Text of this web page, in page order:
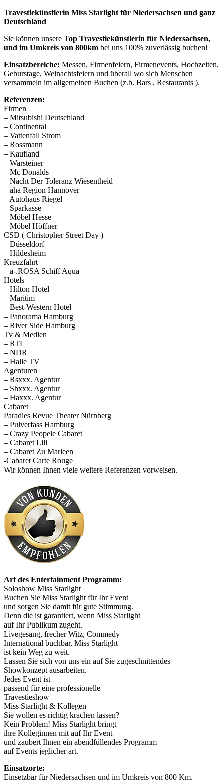
Travestiekünstlerin Miss Starlight für Niedersachsen und ganz
Deutschland
Sie können unsere Top Travestiekünstlerin für Niedersachsen,
und im Umkreis von 800km bei uns 100% zuverlässig buchen!
Einsatzbereiche: Messen, Firmenfeiern, Firmenevents, Hochzeiten,
Geburstage, Weinachtsfeiern und überall wo sich Menschen
versammeln im allgemeinen Buchen (z.b. Bars , Restaurants ).
Referenzen:
Firmen
– Mitsubishi Deutschland
– Continental
– Vattenfall Strom
– Rossmann
– Kaufland
– Warsteiner
– Mc Donalds
– Nacht Der Toleranz Wiesentheid
– aha Region Hannover
– Autohaus Riegel
– Sparkasse
– Möbel Hesse
– Möbel Höffner
CSD ( Christopher Street Day )
– Düsseldorf
– Hildesheim
Kreuzfahrt
– a-.ROSA Schiff Aqua
Hotels
– Hilton Hotel
– Maritim
– Best-Western Hotel
– Panorama Hamburg
– River Side Hamburg
Tv & Medien
– RTL
– NDR
– Halle TV
Agenturen
– Rsxxx. Agentur
– Shxxx. Agentur
– Haxxx. Agentur
Cabaret
Paradies Revue Theater Nürnberg
– Pulverfass Hamburg
– Crazy Peopele Cabaret
– Cabaret Lili
– Cabaret Zu Marleen
-Cabaret Carte Rouge
Wir können Ihnen viele weitere Referenzen vorweisen.
Art des Entertainment Programm:
Soloshow Miss Starlight
Buchen Sie Miss Starlight für Ihr Event
und sorgen Sie damit für gute Stimmung.
Denn die ist garantiert, wenn Miss Starlight
auf Ihr Publikum zugeht.
Livegesang, frecher Witz, Commedy
International buchbar, Miss Starlight
ist kein Weg zu weit.
Lassen Sie sich von uns ein auf Sie zugeschnittendes
Showkonzept ausarbeiten.
Jedes Event ist
passend für eine professionelle
Travestieshow
Miss Starlight & Kollegen
Sie wollen es richtig krachen lassen?
Kein Problem! Miss Starlight bringt
ihre Kolleginnen mit auf Ihr Event
und zaubert Ihnen ein abendfüllendes Programm
auf Events jeglicher art.
Einsatzorte:
Einsetzbar für Niedersachsen und im Umkreis von 800 Km.